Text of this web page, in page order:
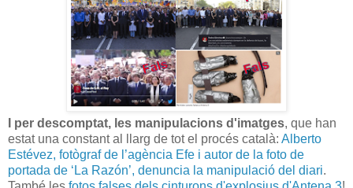
I per descomptat, les manipulacions d'imatges, que han
estat una constant al llarg de tot el procés català: Alberto
Estévez, fotògraf de l’agència Efe i autor de la foto de
portada de ‘La Razón’, denuncia la manipulació del diari.